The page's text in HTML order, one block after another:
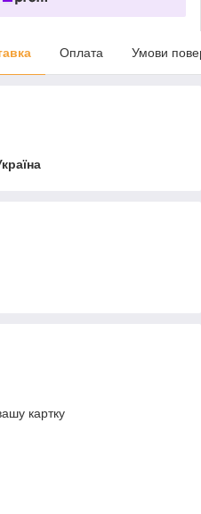
Оплата Умови
картку